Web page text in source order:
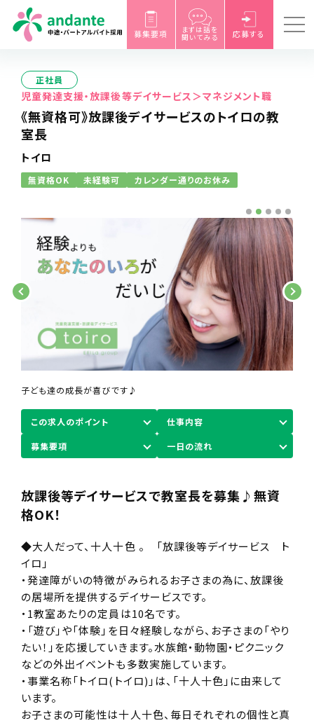
募集要項 まずは話を
聞いてみる 応募する
正社員
児童発達支援・放課後等デイサービス＞マネジメント職
《無資格可》放課後デイサービスのトイロの教
室長
トイロ
無資格OK 未経験可 カレンダー通りのお休み
子ども達の笑顔に元気をもらっています♪
わたしたちと一緒に働きませんか？？
子ども達の成長が喜びです♪
この求人のポイント 仕事内容
募集要項 一日の流れ
放課後等デイサービスで教室長を募集♪無資
格OK！
◆大人だって、十人十色 。 「放課後等デイサービス ト
イロ」
・発達障がいの特徴がみられるお子さまの為に、放課後
の居場所を提供するデイサービスです。
・1教室あたりの定員は10名です。
・「遊び」や「体験」を日々経験しながら、お子さまの「やり
たい！」を応援していきます。水族館・動物園・ピクニック
などの外出イベントも多数実施しています。
・事業名称「トイロ(トイロ)」は、「十人十色」に由来して
います。
お子さまの可能性は十人十色、毎日それぞれの個性と真